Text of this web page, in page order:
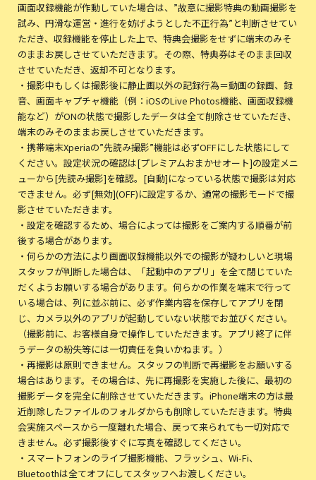
画面収録機能が作動していた場合は、”故意に撮影特典の動画撮影を
試み、円滑な運営・進行を妨げようとした不正行為”と判断させてい
ただき、収録機能を停止した上で、特典会撮影をせずに端末のみそ
のままお戻しさせていただきます。その際、特典券はそのまま回収
させていただき、返却不可となります。
・撮影中もしくは撮影後に静止画以外の記録行為＝動画の録画、録
音、画面キャプチャ機能（例：iOSのLive Photos機能、画面収録機
能など）がONの状態で撮影したデータは全て削除させていただき、
端末のみそのままお戻しさせていただきます。
・携帯端末Xperiaの”先読み撮影”機能は必ずOFFにした状態にして
ください。設定状況の確認は[プレミアムおまかせオート]の設定メニ
ューから[先読み撮影]を確認。[自動]になっている状態で撮影は対応
できません。必ず[無効](OFF)に設定するか、通常の撮影モードで撮
影させていただきます。
・設定を確認するため、場合によっては撮影をご案内する順番が前
後する場合があります。
・何らかの方法により画面収録機能以外での撮影が疑わしいと現場
スタッフが判断した場合は、「起動中のアプリ」を全て閉じていた
だくようお願いする場合があります。何らかの作業を端末で行って
いる場合は、列に並ぶ前に、必ず作業内容を保存してアプリを閉
じ、カメラ以外のアプリが起動していない状態でお並びください。
（撮影前に、お客様自身で操作していただきます。アプリ終了に伴
うデータの紛失等には一切責任を負いかねます。）
・再撮影は原則できません。スタッフの判断で再撮影をお願いする
場合はあります。その場合は、先に再撮影を実施した後に、最初の
撮影データを完全に削除させていただきます。iPhone端末の方は最
近削除したファイルのフォルダからも削除していただきます。特典
会実施スペースから一度離れた場合、戻って来られても一切対応で
きません。必ず撮影後すぐに写真を確認してください。
・スマートフォンのライブ撮影機能、フラッシュ、Wi-Fi、
Bluetoothは全てオフにしてスタッフへお渡しください。